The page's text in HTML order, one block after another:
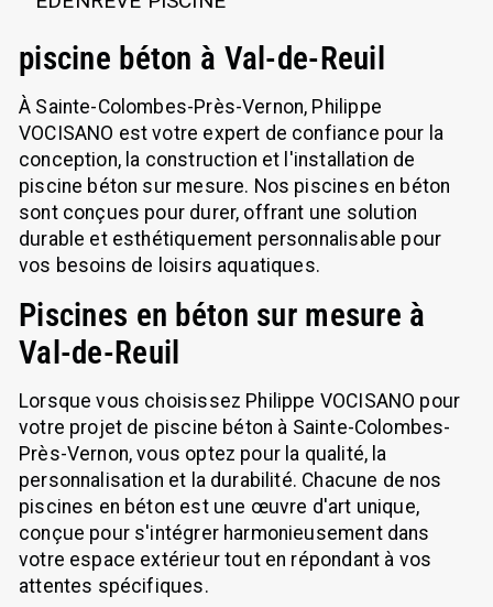
piscine béton à Val-de-Reuil
À Sainte-Colombes-Près-Vernon, Philippe
VOCISANO est votre expert de confiance pour la
conception, la construction et l'installation de
piscine béton sur mesure. Nos piscines en béton
sont conçues pour durer, offrant une solution
durable et esthétiquement personnalisable pour
vos besoins de loisirs aquatiques.
Piscines en béton sur mesure à
Val-de-Reuil
Lorsque vous choisissez Philippe VOCISANO pour
votre projet de piscine béton à Sainte-Colombes-
Près-Vernon, vous optez pour la qualité, la
personnalisation et la durabilité. Chacune de nos
piscines en béton est une œuvre d'art unique,
conçue pour s'intégrer harmonieusement dans
votre espace extérieur tout en répondant à vos
attentes spécifiques.